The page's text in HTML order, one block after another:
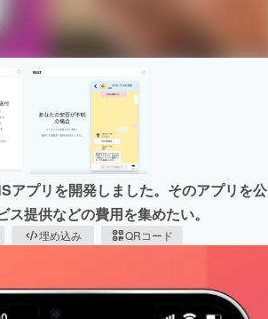
アプリを開発しました。そのアプリを公
提供などの費用を集めたい。
埋め込み QRコード